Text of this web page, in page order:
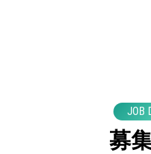
JOB
募